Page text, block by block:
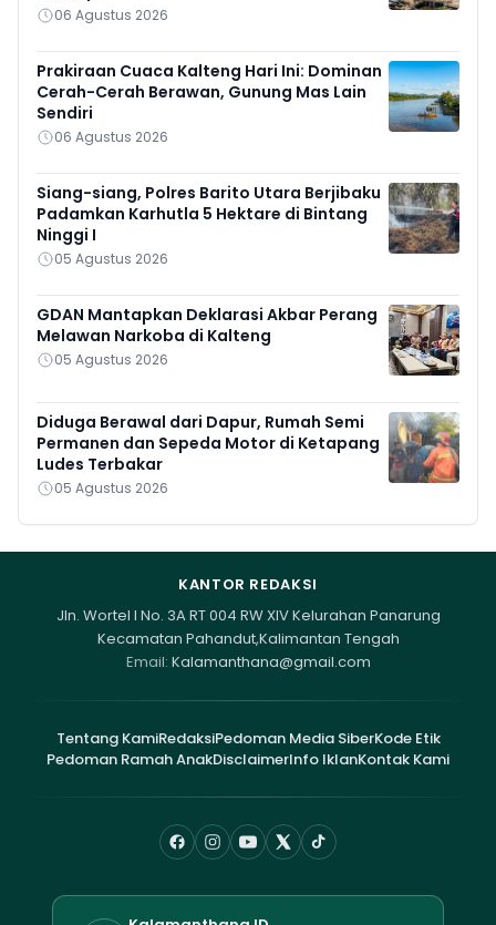
06 Agustus 2026
Prakiraan Cuaca Kalteng Hari Ini: Dominan
Cerah-Cerah Berawan, Gunung Mas Lain
Sendiri
06 Agustus 2026
Siang-siang, Polres Barito Utara Berjibaku
Padamkan Karhutla 5 Hektare di Bintang
Ninggi I
05 Agustus 2026
GDAN Mantapkan Deklarasi Akbar Perang
Melawan Narkoba di Kalteng
05 Agustus 2026
Diduga Berawal dari Dapur, Rumah Semi
Permanen dan Sepeda Motor di Ketapang
Ludes Terbakar
05 Agustus 2026
KANTOR REDAKSI
Jln. Wortel I No. 3A RT 004 RW XIV Kelurahan Panarung
Kecamatan Pahandut,Kalimantan Tengah
Email: Kalamanthana@gmail.com
Tentang KamiRedaksiPedoman Media SiberKode Etik
Pedoman Ramah AnakDisclaimerInfo IklanKontak Kami